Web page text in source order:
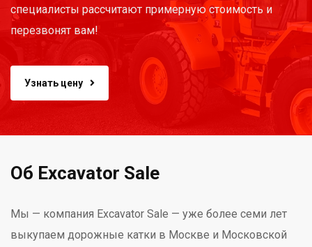
специалисты рассчитают примерную стоимость и
перезвонят вам!
Узнать цену
Об Excavator Sale
Мы — компания Excavator Sale — уже более семи лет
выкупаем дорожные катки в Москве и Московской